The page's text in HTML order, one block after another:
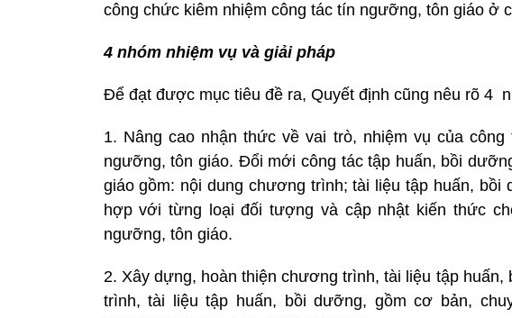
công chức kiêm nhiệm công tác tín ngưỡng, tôn giáo ở
4 nhóm nhiệm vụ và giải pháp
Để đạt được mục tiêu đề ra, Quyết định cũng nêu rõ 4
1. Nâng cao nhận thức về vai trò, nhiệm vụ của
ngưỡng, tôn giáo. Đổi mới công tác tập huấn, bồi
giáo gồm: nội dung chương trình; tài liệu tập huấn,
hợp với từng loại đối tượng và cập nhật kiến thức
ngưỡng, tôn giáo.
2. Xây dựng, hoàn thiện chương trình, tài liệu tập
trình, tài liệu tập huấn, bồi dưỡng, gồm cơ bản,